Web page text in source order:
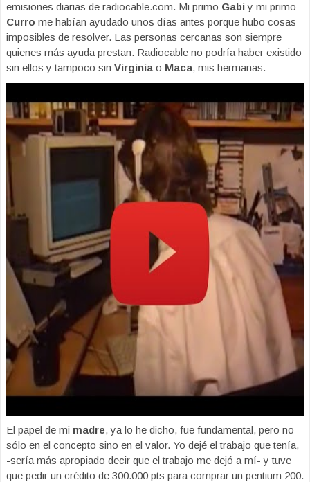
emisiones diarias de radiocable.com. Mi primo Gabiy mi primo
Curro me habían ayudado unos días antes porque hubo cosas
imposibles de resolver. Las personas cercanas son siempre
quienes más ayuda prestan. Radiocable no podría haber existido
sin ellos y tampoco sin Virginia o Maca, mis hermanas.
El papel de mi madre, ya lo he dicho, fue fundamental, pero no
sólo en el concepto sino en el valor. Yo dejé el trabajo que tenía,
-sería más apropiado decir que el trabajo me dejó a mí- y tuve
que pedir un crédito de 300.000 pts para comprar un pentium 200.